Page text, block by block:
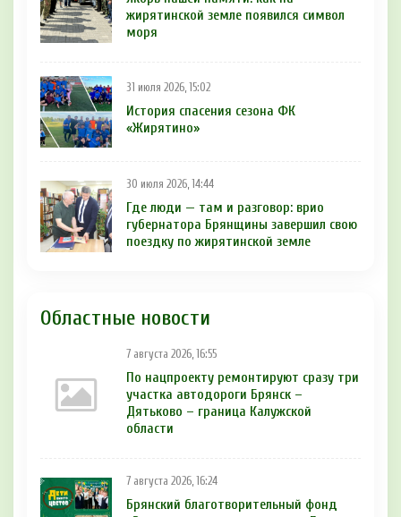
жирятинской земле появился символ
моря
31 июля 2026, 15:02
История спасения сезона ФК
«Жирятино»
30 июля 2026, 14:44
Где люди — там и разговор: врио
губернатора Брянщины завершил свою
поездку по жирятинской земле
Областные новости
7 августа 2026, 16:55
По нацпроекту ремонтируют сразу три
участка автодороги Брянск –
Дятьково – граница Калужской
области
7 августа 2026, 16:24
Брянский благотворительный фонд